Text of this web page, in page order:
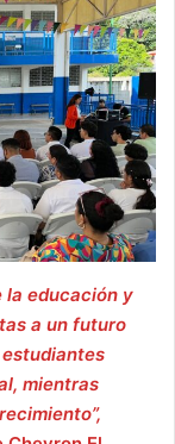
la educación y
a un futuro
mientras